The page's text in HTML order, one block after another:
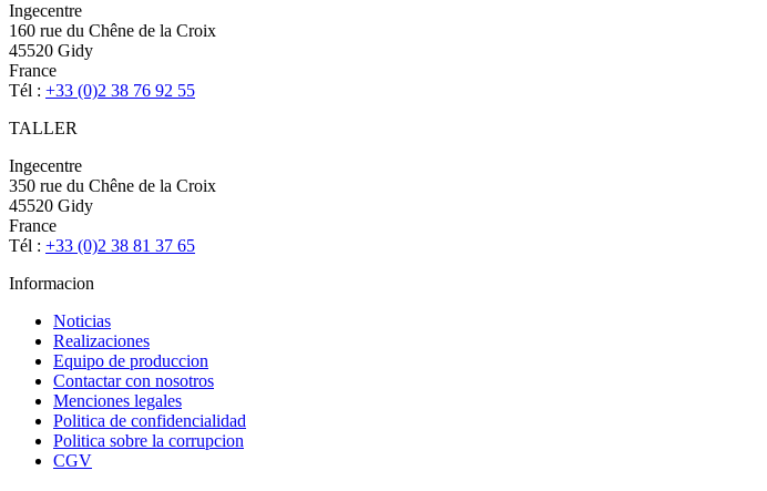
Ingecentre
160 rue du Chêne de la Croix
45520 Gidy
France
Tél : +33 (0)2 38 76 92 55
TALLER
Ingecentre
350 rue du Chêne de la Croix
45520 Gidy
France
Tél : +33 (0)2 38 81 37 65
Informacion
Noticias
Realizaciones
Equipo de produccion
Contactar con nosotros
Menciones legales
Politica de confidencialidad
Politica sobre la corrupcion
CGV